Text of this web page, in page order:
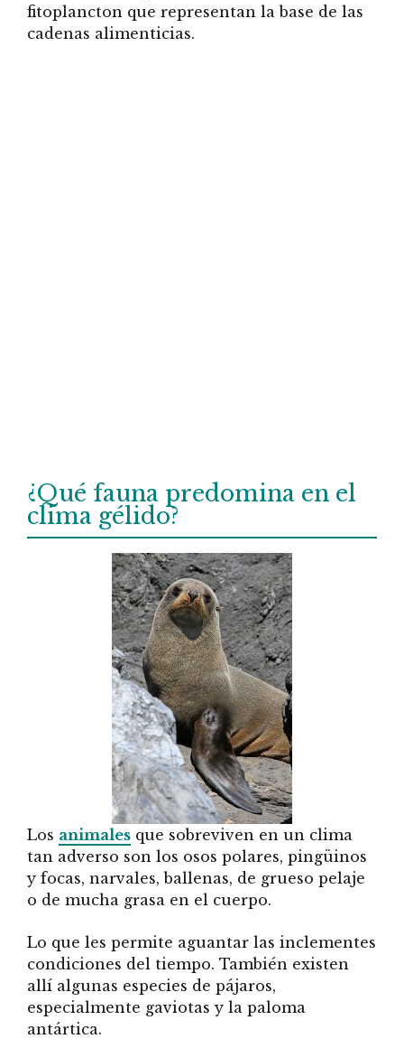
fitoplancton que representan la base de las
cadenas alimenticias.
¿Qué fauna predomina en el
clima gélido?
Los animales que sobreviven en un clima
tan adverso son los osos polares, pingüinos
y focas, narvales, ballenas, de grueso pelaje
o de mucha grasa en el cuerpo.
Lo que les permite aguantar las inclementes
condiciones del tiempo. También existen
allí algunas especies de pájaros,
especialmente gaviotas y la paloma
antártica.